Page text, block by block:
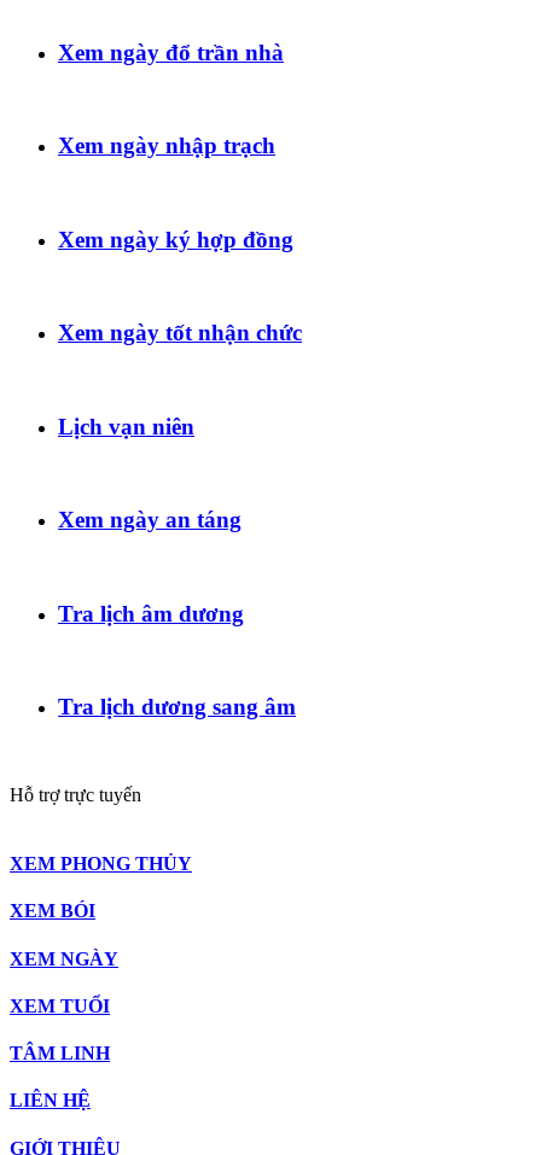
Xem ngày đổ trần nhà
Xem ngày nhập trạch
Xem ngày ký hợp đồng
Xem ngày tốt nhận chức
Lịch vạn niên
Xem ngày an táng
Tra lịch âm dương
Tra lịch dương sang âm
Hỗ trợ trực tuyến
XEM PHONG THỦY
XEM BÓI
XEM NGÀY
XEM TUỔI
TÂM LINH
LIÊN HỆ
GIỚI THIỆU